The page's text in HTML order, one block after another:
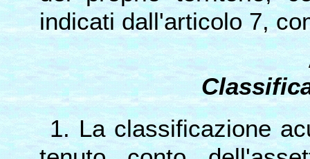
indicati dall'articolo 7,
1. La classificazione